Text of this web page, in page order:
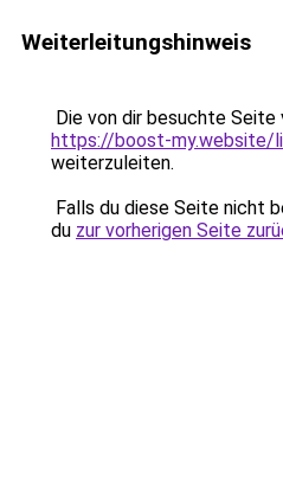
Weiterleitungshinweis
Die von dir besuchte Seite
https://boost-my.website/
weiterzuleiten.
Falls du diese Seite nicht
du zur vorherigen Seite